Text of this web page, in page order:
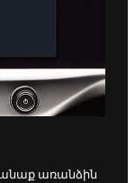
առանձին